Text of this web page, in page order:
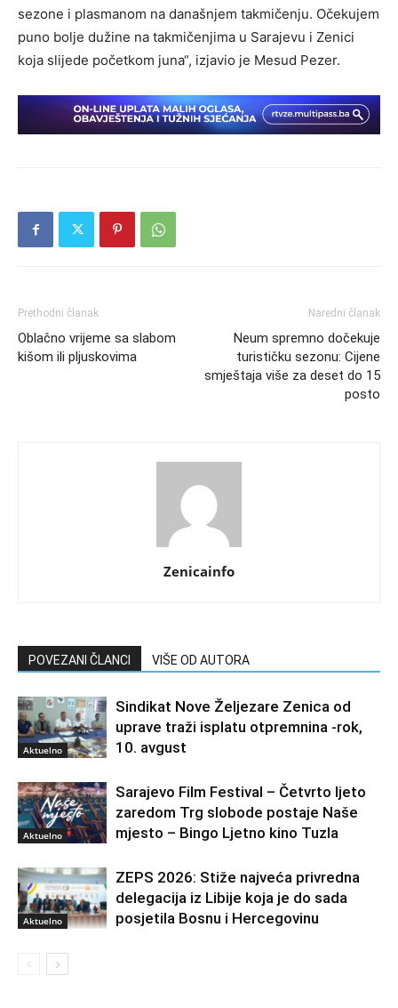
sezone i plasmanom na današnjem takmičenju. Očekujem
puno bolje dužine na takmičenjima u Sarajevu i Zenici
koja slijede početkom juna“, izjavio je Mesud Pezer.
Prethodni članak
Oblačno vrijeme sa slabom
kišom ili pljuskovima
Naredni članak
Neum spremno dočekuje
turističku sezonu: Cijene
smještaja više za deset do 15
posto
Zenicainfo
POVEZANI ČLANCI VIŠE OD AUTORA
Aktuelno
Sindikat Nove Željezare Zenica od
uprave traži isplatu otpremnina -rok,
10. avgust
Aktuelno
Sarajevo Film Festival – Četvrto ljeto
zaredom Trg slobode postaje Naše
mjesto – Bingo Ljetno kino Tuzla
Aktuelno
ZEPS 2026: Stiže najveća privredna
delegacija iz Libije koja je do sada
posjetila Bosnu i Hercegovinu